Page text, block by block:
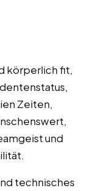
körperlich fit,
Zeiten,
und
technisches